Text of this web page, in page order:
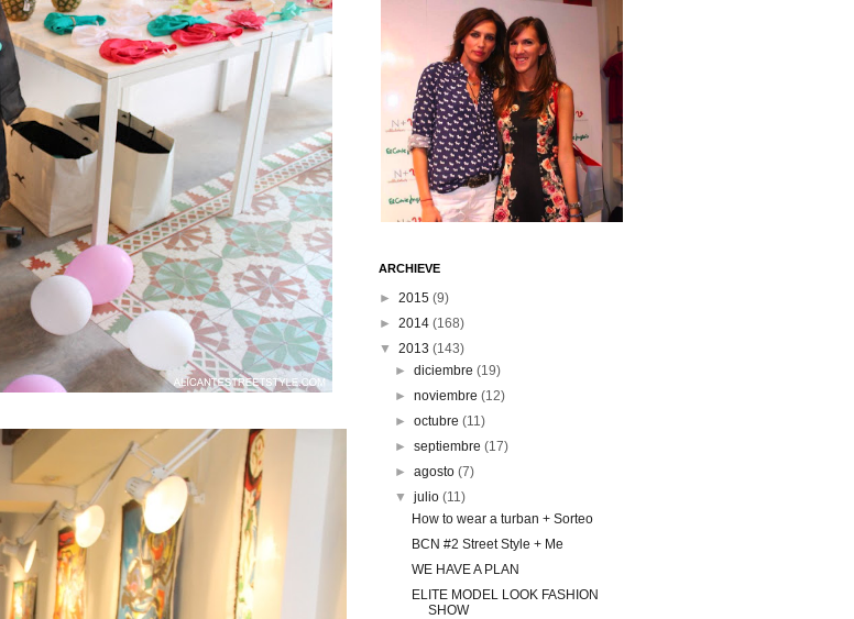
ARCHIEVE
► 2015 (9)
► 2014 (168)
▼ 2013 (143)
►diciembre(19)
►noviembre(12)
►octubre(11)
►septiembre(17)
►agosto(7)
▼julio(11)
How to wear a turban + Sorteo
BCN #2 Street Style + Me
WE HAVE A PLAN
ELITE MODEL LOOK FASHION
SHOW